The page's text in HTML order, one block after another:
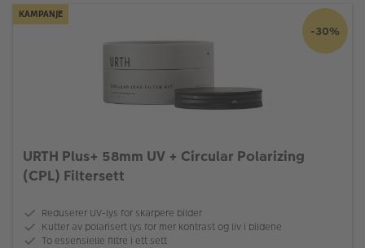
KAMPANJE
-30%
URTH Plus+ 58mm UV + Circular Polarizing
(CPL) Filtersett
Reduserer UV-lys for skarpere bilder
Kutter av polarisert lys for mer kontrast og liv i bildene
To essensielle filtre i ett sett